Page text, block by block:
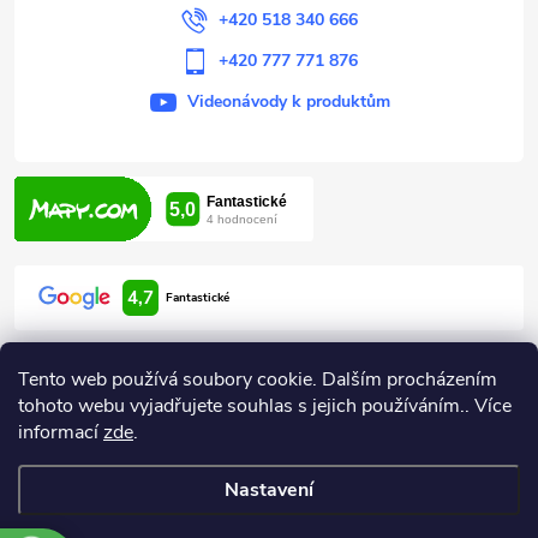
Tento web používá soubory cookie. Dalším procházením
tohoto webu vyjadřujete souhlas s jejich používáním.. Více
informacízde.
Nastavení
+420 518 340 666
+420 777 771 876
Videonávody k produktům
4,7 Fantastické